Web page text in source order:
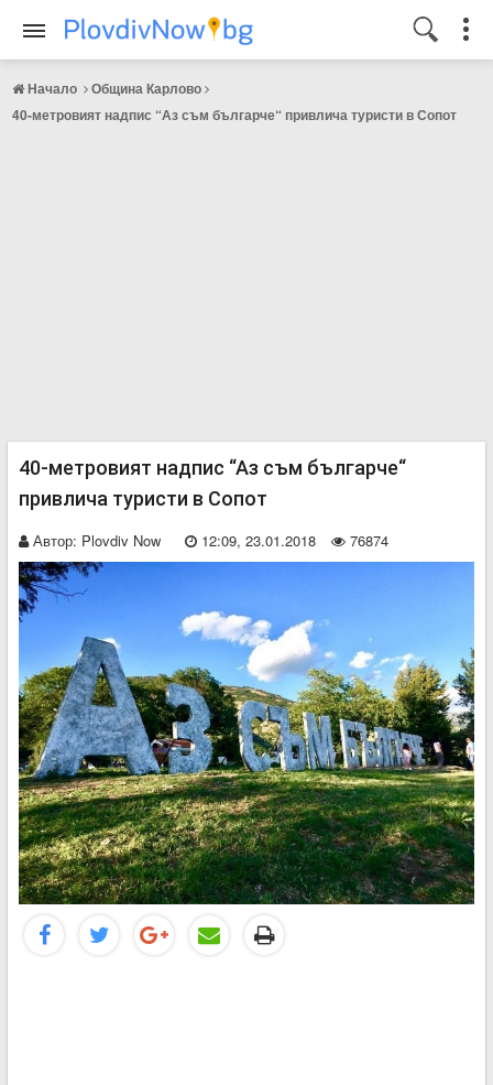
Начало
Община Карлово
40-метровият надпис “Аз съм българче“ привлича туристи в Сопот
40-метровият надпис “Аз съм българче“
привлича туристи в Сопот
Автор: Plovdiv Now 12:09, 23.01.2018 76874